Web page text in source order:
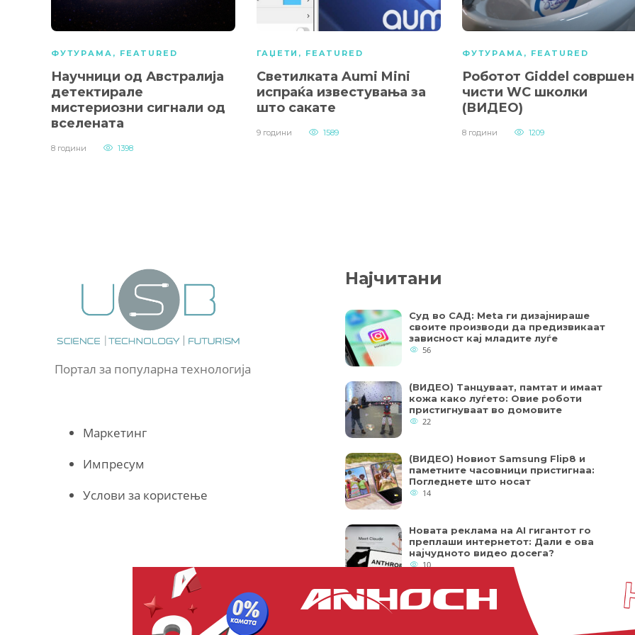
ФУТУРАМА , FEATURED
Научници од Австралија
детектирале
мистериозни сигнали од
вселената
8 години 1398
ГАЏЕТИ , FEATURED
Светилката Aumi Mini
испраќа известувања за
што сакате
9 години 1589
ФУТУРАМА , FEATURED
Роботот Giddel
чисти WC школки
(ВИДЕО)
8 години 1209
Портал за популарна технологија
Маркетинг
Импресум
Услови за користење
Најчитани
Суд во САД: Meta ги дизајнираше
своите производи да предизвикаат
зависност кај младите луѓе
56
(ВИДЕО) Танцуваат, памтат и имаат
кожа како луѓето: Овие роботи
пристигнуваат во домовите
22
(ВИДЕО) Новиот Samsung Flip8 и
паметните часовници пристигнаа:
Погледнете што носат
14
Новата реклама на AI гигантот го
преплаши интернетот: Дали е ова
најчудното видео досега?
10